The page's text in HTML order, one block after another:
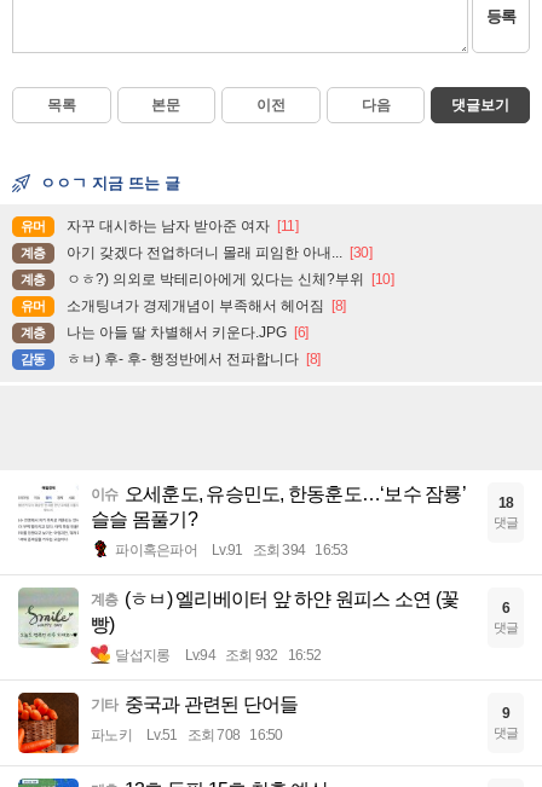
등록
목록 본문 이전 다음 댓글보기
ㅇㅇㄱ 지금 뜨는 글
유머 자꾸 대시하는 남자 받아준 여자 [11]
계층 아기 갖겠다 전업하더니 몰래 피임한 아내... [30]
계층 ㅇㅎ?) 의외로 박테리아에게 있다는 신체?부위 [10]
유머 소개팅녀가 경제개념이 부족해서 헤어짐 [8]
계층 나는 아들 딸 차별해서 키운다.JPG [6]
감동 ㅎㅂ) 후- 후- 행정반에서 전파합니다 [8]
이슈 오세훈도, 유승민도, 한동훈도…‘보수 잠룡’
슬슬 몸풀기?
파이혹은파어 Lv.91 조회 394 16:53
18
댓글
계층 (ㅎㅂ) 엘리베이터 앞 하얀 원피스 소연 (꽃
빵)
달섭지롱 Lv.94 조회 932 16:52
6
댓글
기타 중국과 관련된 단어들
파노키 Lv.51 조회 708 16:50
9
댓글